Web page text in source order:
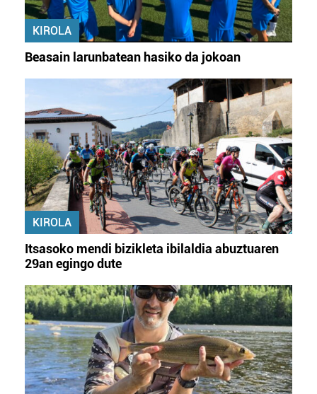
KIROLA
Beasain larunbatean hasiko da jokoan
KIROLA
Itsasoko mendi bizikleta ibilaldia abuztuaren
29an egingo dute